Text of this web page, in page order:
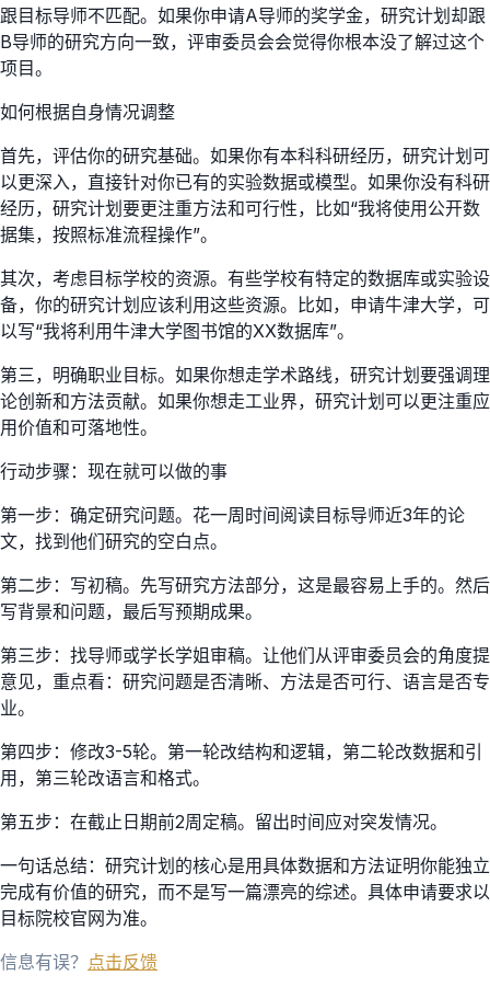
跟目标导师不匹配。如果你申请A导师的奖学金，研究计划却跟
B导师的研究方向一致，评审委员会会觉得你根本没了解过这个
项目。
如何根据自身情况调整
首先，评估你的研究基础。如果你有本科科研经历，研究计划可
以更深入，直接针对你已有的实验数据或模型。如果你没有科研
经历，研究计划要更注重方法和可行性，比如“我将使用公开数
据集，按照标准流程操作”。
其次，考虑目标学校的资源。有些学校有特定的数据库或实验设
备，你的研究计划应该利用这些资源。比如，申请牛津大学，可
以写“我将利用牛津大学图书馆的XX数据库”。
第三，明确职业目标。如果你想走学术路线，研究计划要强调理
论创新和方法贡献。如果你想走工业界，研究计划可以更注重应
用价值和可落地性。
行动步骤：现在就可以做的事
第一步：确定研究问题。花一周时间阅读目标导师近3年的论
文，找到他们研究的空白点。
第二步：写初稿。先写研究方法部分，这是最容易上手的。然后
写背景和问题，最后写预期成果。
第三步：找导师或学长学姐审稿。让他们从评审委员会的角度提
意见，重点看：研究问题是否清晰、方法是否可行、语言是否专
业。
第四步：修改3-5轮。第一轮改结构和逻辑，第二轮改数据和引
用，第三轮改语言和格式。
第五步：在截止日期前2周定稿。留出时间应对突发情况。
一句话总结：研究计划的核心是用具体数据和方法证明你能独立
完成有价值的研究，而不是写一篇漂亮的综述。具体申请要求以
目标院校官网为准。
信息有误？ 点击反馈